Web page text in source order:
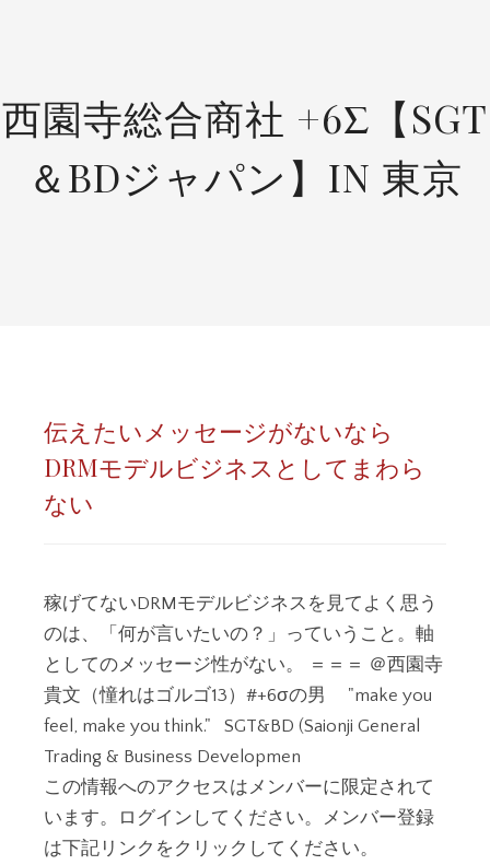
西園寺総合商社 +6Σ【SGT
＆BDジャパン】IN 東京
伝えたいメッセージがないなら
DRMモデルビジネスとしてまわら
ない
稼げてないDRMモデルビジネスを見てよく思う
のは、「何が言いたいの？」っていうこと。軸
としてのメッセージ性がない。 ＝＝＝ ＠西園寺
貴文（憧れはゴルゴ13）#+6σの男 "make you
feel, make you think." SGT&BD (Saionji General
Trading & Business Developmen
この情報へのアクセスはメンバーに限定されて
います。ログインしてください。メンバー登録
は下記リンクをクリックしてください。